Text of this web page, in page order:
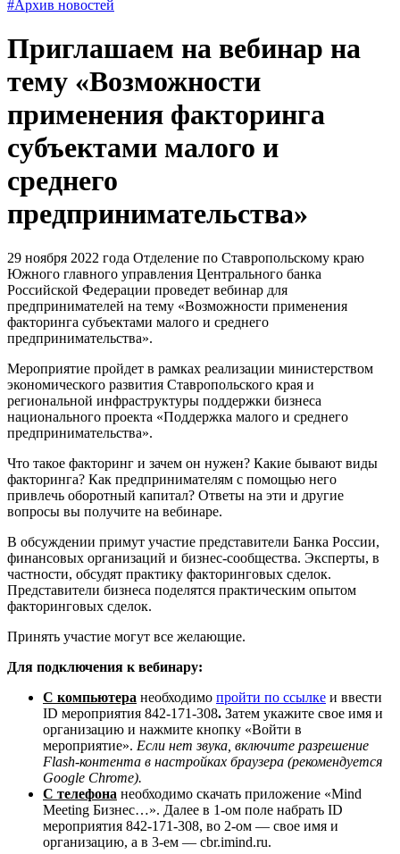
#Архив новостей
Приглашаем на вебинар на
тему «Возможности
применения факторинга
субъектами малого и
среднего
предпринимательства»
29 ноября 2022 года Отделение по Ставропольскому краю
Южного главного управления Центрального банка
Российской Федерации проведет вебинар для
предпринимателей на тему «Возможности применения
факторинга субъектами малого и среднего
предпринимательства».
Мероприятие пройдет в рамках реализации министерством
экономического развития Ставропольского края и
региональной инфраструктуры поддержки бизнеса
национального проекта «Поддержка малого и среднего
предпринимательства».
Что такое факторинг и зачем он нужен? Какие бывают виды
факторинга? Как предпринимателям с помощью него
привлечь оборотный капитал? Ответы на эти и другие
вопросы вы получите на вебинаре.
В обсуждении примут участие представители Банка России,
финансовых организаций и бизнес-сообщества. Эксперты, в
частности, обсудят практику факторинговых сделок.
Представители бизнеса поделятся практическим опытом
факторинговых сделок.
Принять участие могут все желающие.
Для подключения к вебинару:
С компьютера необходимо пройти по ссылке и ввести
ID мероприятия 842-171-308. Затем укажите свое имя и
организацию и нажмите кнопку «Войти в
мероприятие». Если нет звука, включите разрешение
Flash-контента в настройках браузера (рекомендуется
Google Chrome).
С телефона необходимо скачать приложение «Mind
Meeting Бизнес…». Далее в 1-ом поле набрать ID
мероприятия 842-171-308, во 2-ом — свое имя и
организацию, а в 3-ем — cbr.imind.ru.